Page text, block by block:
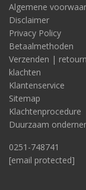
Algemene
Disclaimer
Privacy Policy
Betaalmethoden
Verzenden |
klachten
Klantenservice
Sitemap
Klachtenprocedure
Duurzaam
0251-748741
[email protected]